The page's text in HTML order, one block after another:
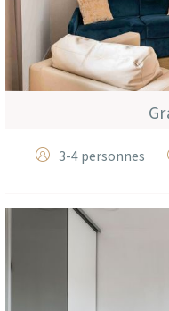
3-4 personnes